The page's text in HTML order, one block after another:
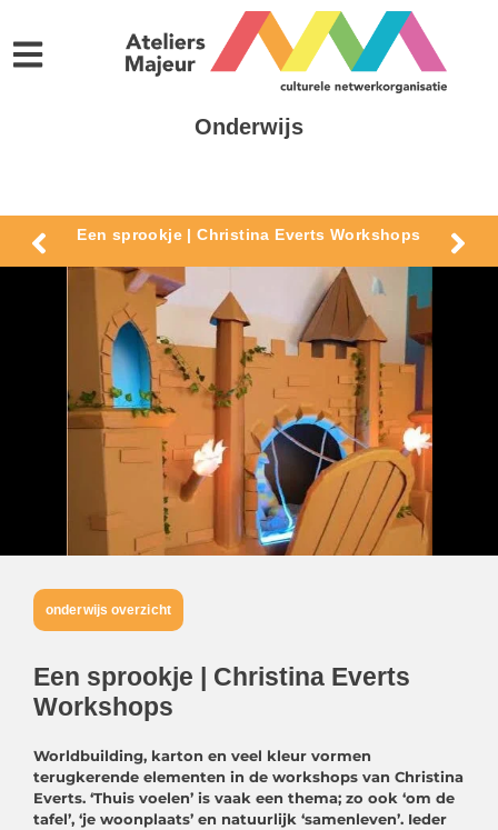
Onderwijs
Een sprookje | Christina Everts Workshops
onderwijs overzicht
Een sprookje | Christina Everts
Workshops
Worldbuilding, karton en veel kleur vormen
terugkerende elementen in de workshops van Christina
Everts. ‘Thuis voelen’ is vaak een thema; zo ook ‘om de
tafel’, ‘je woonplaats’ en natuurlijk ‘samenleven’. Ieder